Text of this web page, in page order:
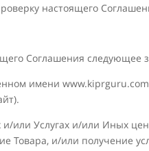
настоящего
Соглашения следующее
имени
Услугах и/или Иных
Товара, и/или получение